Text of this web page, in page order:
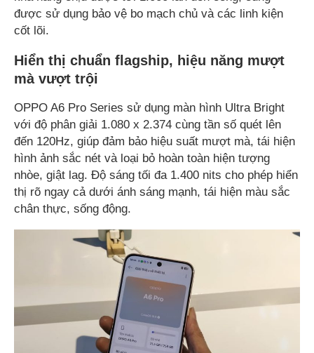
được sử dụng bảo vệ bo mạch chủ và các linh kiện
cốt lõi.
Hiển thị chuẩn flagship, hiệu năng mượt
mà vượt trội
OPPO A6 Pro Series sử dụng màn hình Ultra Bright
với độ phân giải 1.080 x 2.374 cùng tần số quét lên
đến 120Hz, giúp đảm bảo hiệu suất mượt mà, tái hiện
hình ảnh sắc nét và loại bỏ hoàn toàn hiện tượng
nhòe, giật lag. Độ sáng tối đa 1.400 nits cho phép hiển
thị rõ ngay cả dưới ánh sáng mạnh, tái hiện màu sắc
chân thực, sống động.